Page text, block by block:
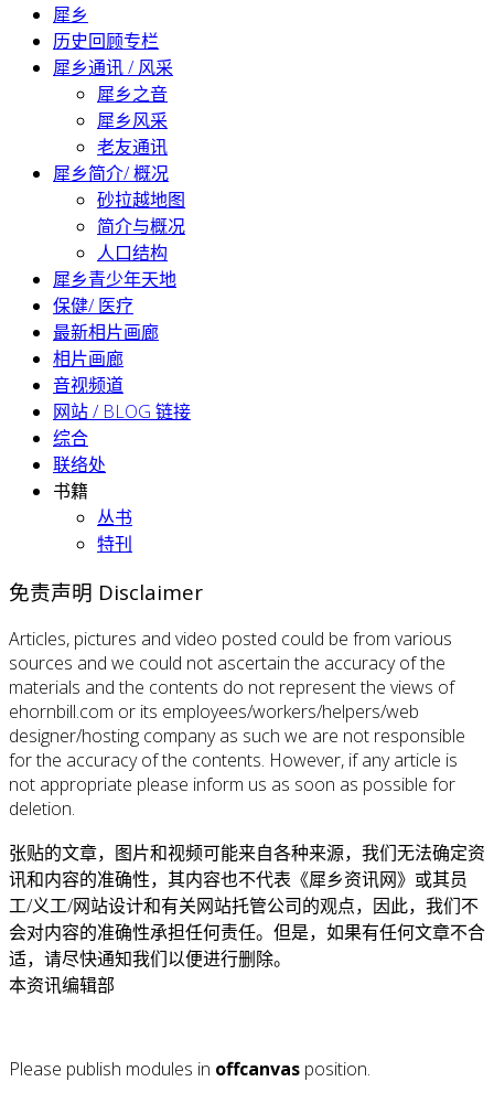
犀乡
历史回顾专栏
犀乡通讯 / 风采
犀乡之音
犀乡风采
老友通讯
犀乡简介/ 概况
砂拉越地图
简介与概况
人口结构
犀乡青少年天地
保健/ 医疗
最新相片画廊
相片画廊
音视频道
网站 / BLOG 链接
综合
联络处
书籍
丛书
特刊
免责声明 Disclaimer
Articles, pictures and video posted could be from various
sources and we could not ascertain the accuracy of the
materials and the contents do not represent the views of
ehornbill.com or its employees/workers/helpers/web
designer/hosting company as such we are not responsible
for the accuracy of the contents. However, if any article is
not appropriate please inform us as soon as possible for
deletion.
张贴的文章，图片和视频可能来自各种来源，我们无法确定资
讯和内容的准确性，其内容也不代表《犀乡资讯网》或其员
工/义工/网站设计和有关网站托管公司的观点，因此，我们不
会对内容的准确性承担任何责任。但是，如果有任何文章不合
适，请尽快通知我们以便进行删除。
本资讯编辑部
Please publish modules in offcanvas position.